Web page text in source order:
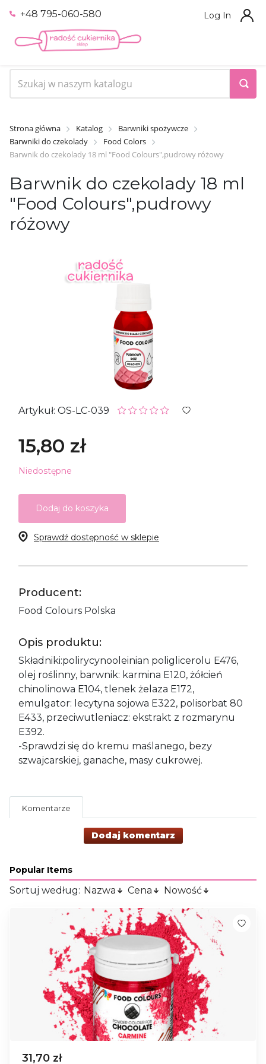
+48 795-060-580 Log In
Strona główna Katalog
Barwniki spożywcze
Barwniki do czekolady
Food Colors
Barwnik do czekolady 18 ml "Food Colours",pudrowy różowy
Barwnik do czekolady 18 ml
"Food Colours",pudrowy
różowy
Artykuł: OS-LC-039
15,80 zł
Niedostępne
Dodaj do koszyka
Sprawdź dostępność w sklepie
Producent:
Food Colours Polska
Opis produktu:
Składniki:polirycynooleinian poliglicerolu E476,
olej roślinny, barwnik: karmina E120, żółcień
chinolinowa E104, tlenek żelaza E172,
emulgator: lecytyna sojowa E322, polisorbat 80
E433, przeciwutleniacz: ekstrakt z rozmarynu
E392.
-Sprawdzi się do kremu maślanego, bezy
szwajcarskiej, ganache, masy cukrowej.
Komentarze
Dodaj komentarz
Popular Items
Sortuj według: Nazwa Cena Nowość
31,70 zł